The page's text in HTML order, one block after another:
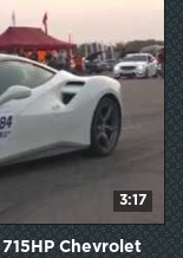
3:17
Chevrolet